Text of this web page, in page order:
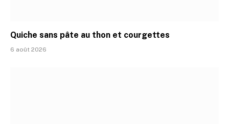
Quiche sans pâte au thon et courgettes
6 août 2026